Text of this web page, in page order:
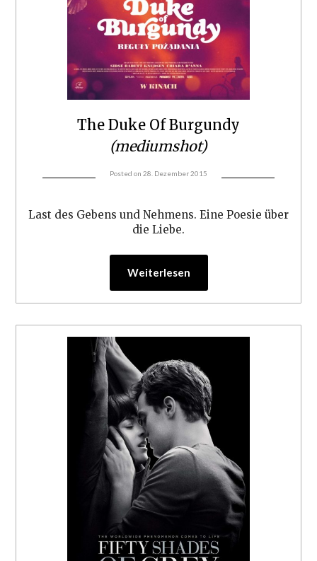
The Duke Of Burgundy
(mediumshot)
Posted on 28. Dezember 2015
Last des Gebens und Nehmens. Eine Poesie über
die Liebe.
Weiterlesen